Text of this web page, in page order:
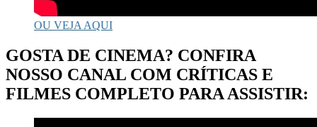
OU VEJA AQUI
GOSTA DE CINEMA? CONFIRA
NOSSO CANAL COM CRÍTICAS E
FILMES COMPLETO PARA ASSISTIR: